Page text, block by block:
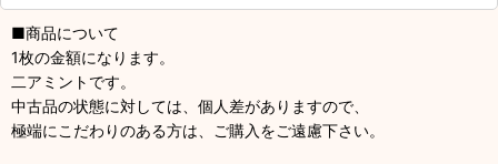
■商品について
1枚の金額になります。
二アミントです。
中古品の状態に対しては、個人差がありますので、
極端にこだわりのある方は、ご購入をご遠慮下さい。